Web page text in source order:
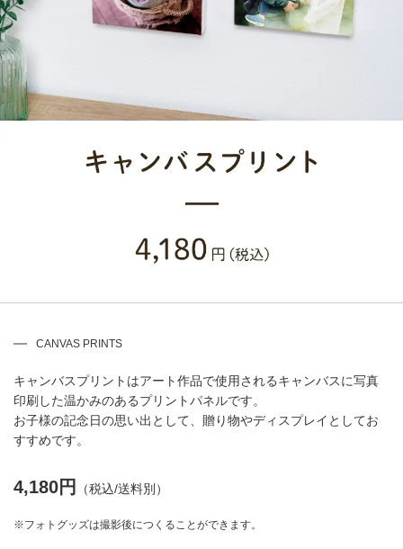
CANVAS PRINTS
キャンバスプリントはアート作品で使用されるキャンバスに写真
印刷した温かみのあるプリントパネルです。
お子様の記念日の思い出として、贈り物やディスプレイとしてお
すすめです。
4,180円 （税込/送料別）
※フォトグッズは撮影後につくることができます。